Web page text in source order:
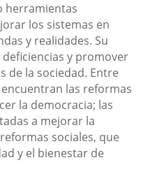
herramientas
los sistemas en
y realidades. Su
y promover
de la sociedad. Entre
las reformas
la democracia; las
a mejorar la
sociales, que
y el bienestar de